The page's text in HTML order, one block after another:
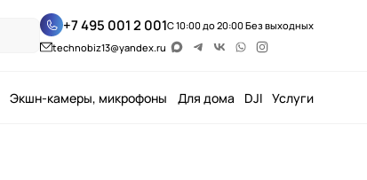
+7 495 001 2 001С 10:00 до 20:00 Без выходных
technobiz13@yandex.ru
Экшн-камеры, микрофоны Для дома DJI Услуги